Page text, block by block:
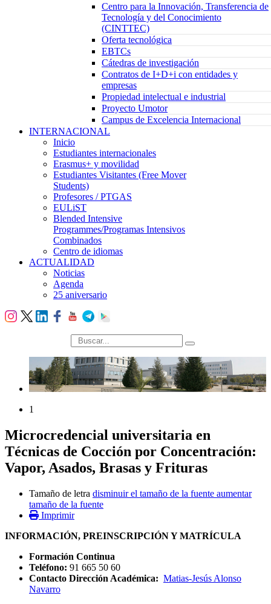
Centro para la Innovación, Transferencia de
Tecnología y del Conocimiento
(CINTTEC)
Oferta tecnológica
EBTCs
Cátedras de investigación
Contratos de I+D+i con entidades y
empresas
Propiedad intelectual e industrial
Proyecto Umotor
Campus de Excelencia Internacional
INTERNACIONAL
Inicio
Estudiantes internacionales
Erasmus+ y movilidad
Estudiantes Visitantes (Free Mover
Students)
Profesores / PTGAS
EULiST
Blended Intensive
Programmes/Programas Intensivos
Combinados
Centro de idiomas
ACTUALIDAD
Noticias
Agenda
25 aniversario
búsqueda
1
Microcredencial universitaria en
Técnicas de Cocción por Concentración:
Vapor, Asados, Brasas y Frituras
Tamaño de letra disminuir el tamaño de la fuente aumentar
tamaño de la fuente
Imprimir
INFORMACIÓN, PREINSCRIPCIÓN Y MATRÍCULA
Formación Continua
Teléfono: 91 665 50 60
Contacto Dirección Académica: Matias-Jesús Alonso
Navarro